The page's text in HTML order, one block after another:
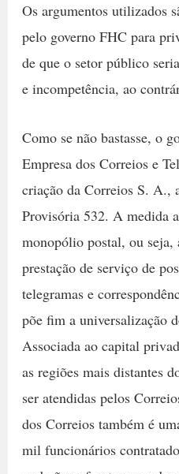
Os argumentos utilizados
pelo governo FHC para
de que o setor público
e incompetência, ao
Como se não bastasse, o
Empresa dos Correios e
criação da Correios S. A.,
Provisória 532. A medida
monopólio postal, ou seja,
prestação de serviço de
telegramas e
põe fim a universalização
Associada ao capital
as regiões mais distantes
ser atendidas pelos
dos Correios também é
mil funcionários